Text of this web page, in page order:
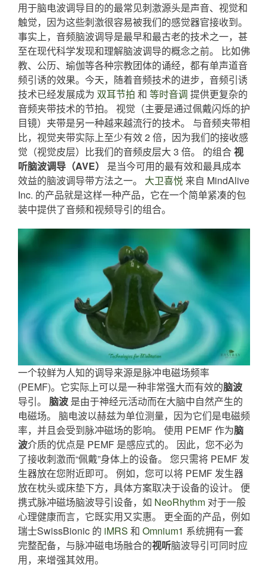
用于脑电波调导目的的最常见刺激源头是声音、视觉和
触觉，因为这些刺激很容易被我们的感觉器官接收到。
事实上，音频脑波调导是最早和最古老的技术之一，甚
至在现代科学发现和理解脑波调导的概念之前。 比如佛
教、公历、瑜伽等各种宗教团体的诵经，都有单声道音
频引诱的效果。今天，随着音频​​技术的进步，音频引诱
技术已经发展成为 双耳节拍 和 等时音调 提供更复杂的
音频夹带技术的节拍。 视觉（主要是通过佩戴闪烁的护
目镜）夹带是另一种越来越流行的技术。 与音频夹带相
比，视觉夹带实际上至少有效 2 倍，因为我们的接收感
觉（视觉皮层）比我们的音频皮层大 3 倍。 的组合视
听脑波调导（AVE）
是当今可用的最有效和最具成本
效益的脑波调导带方法之一。 大卫喜悦 来自 MindAlive
Inc. 的产品就是这样一种产品，它在一个简单紧凑的包
装中提供了音频和视频导引的组合。
一个较鲜为人知的调导来源是脉冲电磁场频率
(PEMF)。它实际上可以是一种非常强大而有效的脑波
导引。 脑波 是由于神经元活动而在大脑中自然产生的
电磁场。 脑电波以赫兹为单位测量，因为它们是电磁频
率，并且会受到脉冲磁场的影响。 使用 PEMF 作为脑
波介质的优点是 PEMF 是感应式的。 因此，您不必为
了接收刺激而“佩戴”身体上的设备。 您只需将 PEMF 发
生器放在您附近即可。 例如，您可以将 PEMF 发生器
放在枕头或床垫下方，具体方案取决于设备的设计。 便
携式脉冲磁场脑波导引设备，如 NeoRhythm 对于一般
心理健康而言，它既实用又实惠。 更全面的产品，例如
瑞士SwissBionic 的 iMRS 和 Omnium1 系统拥有一套
完整配备，与脉冲磁电场融合的视听脑波导引可同时应
用，来增强其效用。